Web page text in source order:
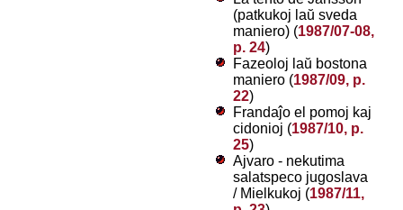
(patkukoj laŭ sveda
maniero) (1987/07-08,
p. 24)
Fazeoloj laŭ bostona
maniero (1987/09, p.
22)
Frandaĵo el pomoj kaj
cidonioj (1987/10, p.
25)
Ajvaro - nekutima
salatspeco jugoslava
/ Mielkukoj (1987/11,